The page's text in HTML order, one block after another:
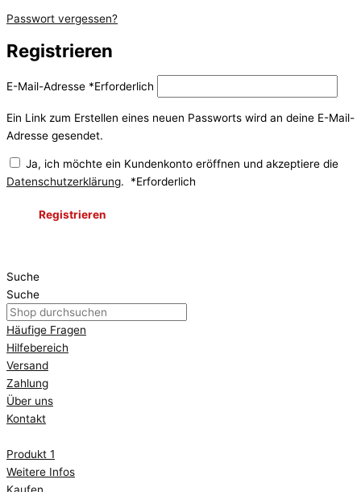
Passwort vergessen?
Registrieren
E-Mail-Adresse *Erforderlich
Ein Link zum Erstellen eines neuen Passworts wird an deine E-Mail-
Adresse gesendet.
Ja, ich möchte ein Kundenkonto eröffnen und akzeptiere die
Datenschutzerklärung. *Erforderlich
Registrieren
Suche
Suche
Häufige Fragen
Hilfebereich
Versand
Zahlung
Über uns
Kontakt
Produkt 1
Weitere Infos